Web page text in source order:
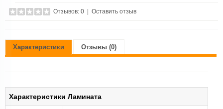
Отзывов: 0 Оставить отзыв
Характеристики Отзывы (0)
Характеристики Ламината